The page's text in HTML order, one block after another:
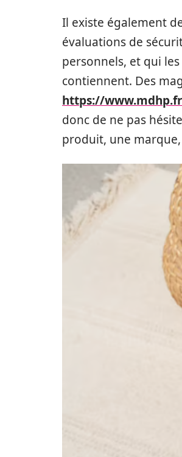
Il existe également
évaluations de
personnels, et qui
contiennent. Des
https://www.mdhp.fr
donc de ne pas
produit, une